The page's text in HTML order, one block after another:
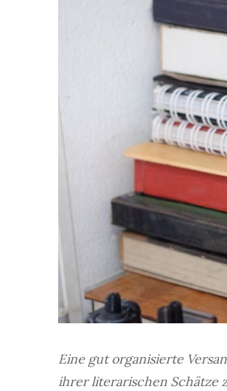
Eine gut organisierte
ihrer literarischen Schätze